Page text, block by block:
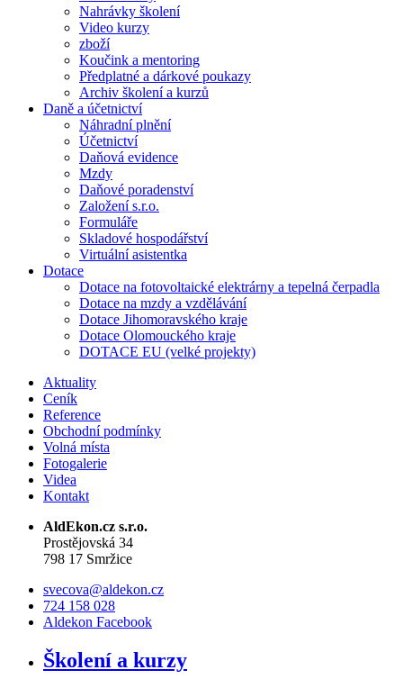
Nahrávky školení
Video kurzy
zboží
Koučink a mentoring
Předplatné a dárkové poukazy
Archiv školení a kurzů
Daně a účetnictví
Náhradní plnění
Účetnictví
Daňová evidence
Mzdy
Daňové poradenství
Založení s.r.o.
Formuláře
Skladové hospodářství
Virtuální asistentka
Dotace
Dotace na fotovoltaické elektrárny a tepelná čerpadla
Dotace na mzdy a vzdělávání
Dotace Jihomoravského kraje
Dotace Olomouckého kraje
DOTACE EU (velké projekty)
Aktuality
Ceník
Reference
Obchodní podmínky
Volná místa
Fotogalerie
Videa
Kontakt
AldEkon.cz s.r.o.
Prostějovská 34
798 17 Smržice
svecova@aldekon.cz
724 158 028
Aldekon Facebook
Školení a kurzy